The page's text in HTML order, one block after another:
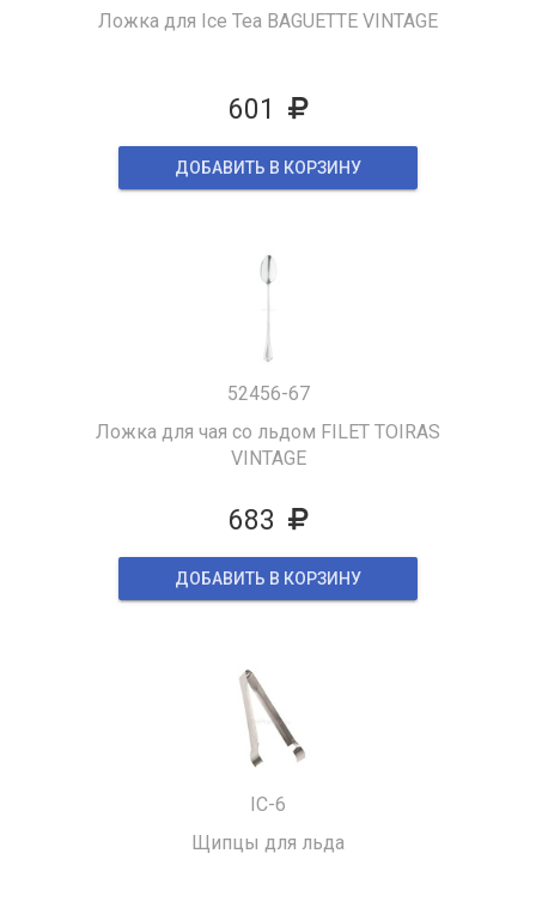
Ложка для Ice Tea BAGUETTE VINTAGE
601
ДОБАВИТЬ В КОРЗИНУ
52456-67
Ложка для чая со льдом FILET TOIRAS
VINTAGE
683
ДОБАВИТЬ В КОРЗИНУ
IC-6
Щипцы для льда